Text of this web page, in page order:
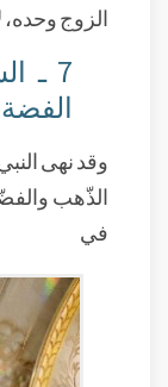
الزوج وحده،
7 ـ
وقد نهى
الذّهب
في